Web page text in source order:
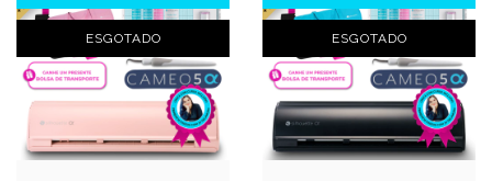
ESGOTADO ESGOTADO